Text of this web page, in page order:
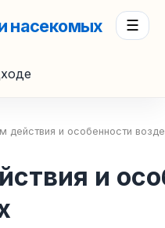
насекомых ☰
действия и особенности
и